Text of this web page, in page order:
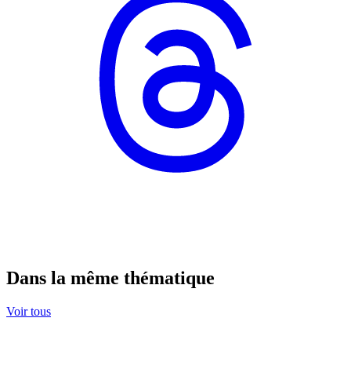
Dans la même thématique
Voir tous